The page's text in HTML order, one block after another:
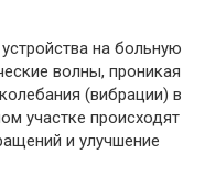
на больную
волны, проникая
(вибрации) в
участке происходят
и улучшение